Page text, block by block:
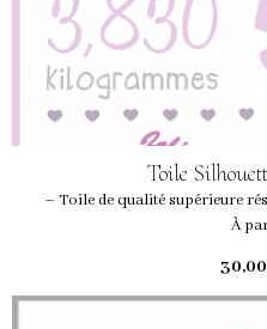
Toile
– Toile de qualité supérieure
À